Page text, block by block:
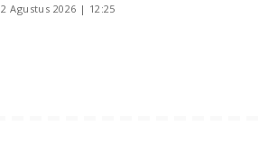
2 Agustus 2026 | 12:25